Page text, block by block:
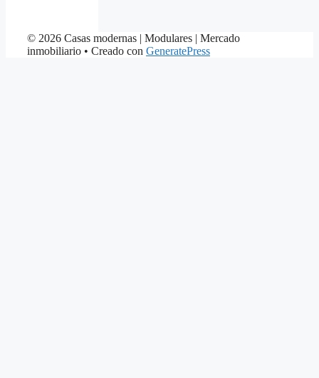
© 2026 Casas modernas | Modulares | Mercado
inmobiliario • Creado con GeneratePress